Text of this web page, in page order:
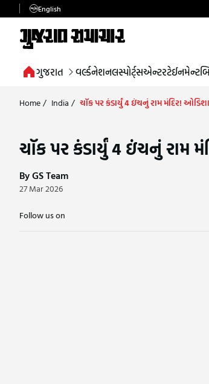
English
ગુજરાત વર્લ્ડનેશનલસ્પોર્ટ્સએન્ટરટેઈનમેન્ટ
Home/ India / ચૉક પર કંડાર્યું 4 ઇંચનું રામ મંદિર!
ચૉક પર કંડાર્યું 4 ઇંચનું રામ
By GS Team
27 Mar 2026
Follow us on